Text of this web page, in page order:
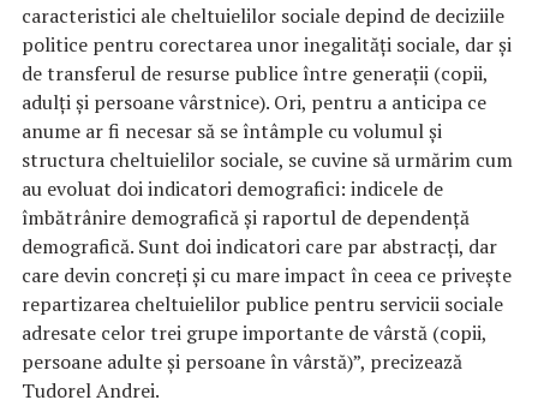
caracteristici ale cheltuielilor sociale depind de deciziile
politice pentru corectarea unor inegalităţi sociale, dar şi
de transferul de resurse publice între generaţii (copii,
adulţi şi persoane vârstnice). Ori, pentru a anticipa ce
anume ar fi necesar să se întâmple cu volumul şi
structura cheltuielilor sociale, se cuvine să urmărim cum
au evoluat doi indicatori demografici: indicele de
îmbătrânire demografică şi raportul de dependenţă
demografică. Sunt doi indicatori care par abstracţi, dar
care devin concreţi şi cu mare impact în ceea ce priveşte
repartizarea cheltuielilor publice pentru servicii sociale
adresate celor trei grupe importante de vârstă (copii,
persoane adulte şi persoane în vârstă)”, precizează
Tudorel Andrei.